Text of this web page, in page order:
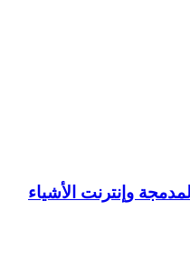
وإنترنت الأشياء